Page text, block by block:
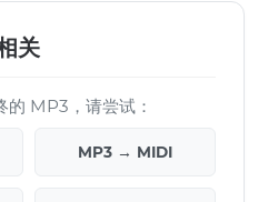
关
的 MP3，请尝试：
MP3 → MIDI